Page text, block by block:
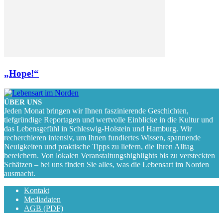
„Hope!“
ÜBER UNS
Jeden Monat bringen wir Ihnen faszinierende Geschichten,
tiefgründige Reportagen und wertvolle Einblicke in die Kultur und
das Lebensgefühl in Schleswig-Holstein und Hamburg. Wir
recherchieren intensiv, um Ihnen fundiertes Wissen, spannende
Neuigkeiten und praktische Tipps zu liefern, die Ihren Alltag
bereichern. Von lokalen Veranstaltungshighlights bis zu versteckten
Schätzen – bei uns finden Sie alles, was die Lebensart im Norden
ausmacht.
Kontakt
Mediadaten
AGB (PDF)